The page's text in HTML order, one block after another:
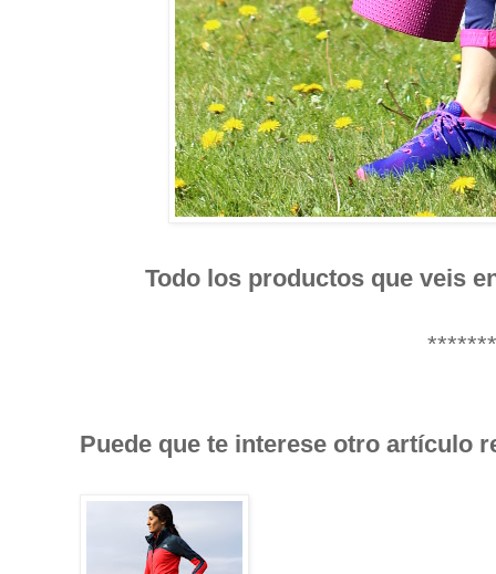
Todo los productos que veis
Puede que te interese otro artículo